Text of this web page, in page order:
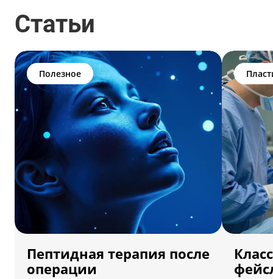
Статьи
Полезное
Пептидная терапия после
операции